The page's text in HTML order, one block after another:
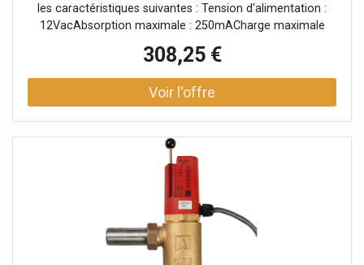
les caractéristiques suivantes : Tension d'alimentation :
12VacAbsorption maximale : 250mACharge maximale
commutable par les relais : 250Vac 5ACompatible avec
tous les systèmesPermet de mémoriser jusqu'à 22 codes
et d'ouvrir indépendamment 2 serrures
électriquesFonctionnement monostable et bistable
308,25 €